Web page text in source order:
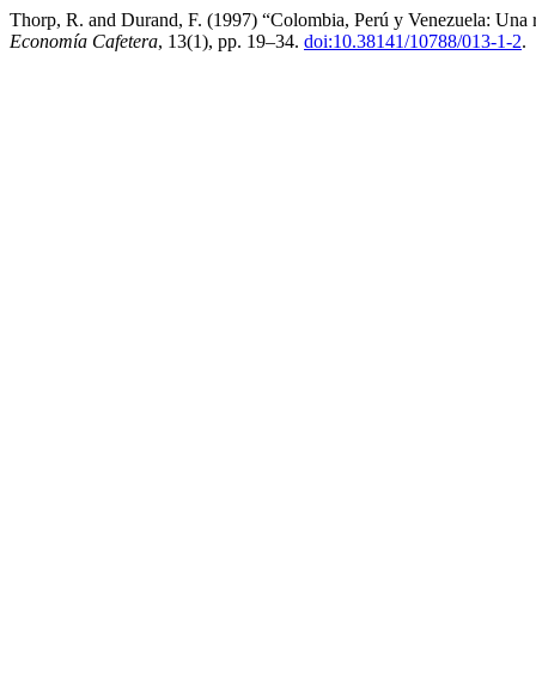
Thorp, R. and Durand, F. (1997) “Colombia, Perú y Venezuela: Una
Economía Cafetera, 13(1), pp. 19–34. doi:10.38141/10788/013-1-2.